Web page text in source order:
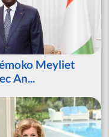
Meyliet
An...